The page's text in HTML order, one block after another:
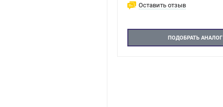
Оставить отзыв
ПОДОБРАТЬ АНАЛОГ